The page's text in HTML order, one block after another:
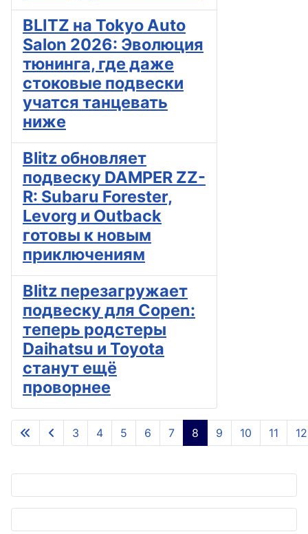
BLITZ на Tokyo Auto
Salon 2026: Эволюция
тюнинга, где даже
стоковые подвески
учатся танцевать
ниже
Blitz обновляет
подвеску DAMPER ZZ-
R: Subaru Forester,
Levorg и Outback
готовы к новым
приключениям
Blitz перезагружает
подвеску для Copen:
теперь родстеры
Daihatsu и Toyota
станут ещё
проворнее
Страница 8 из 145
3 4 5 6 7 8 9 10 11 12